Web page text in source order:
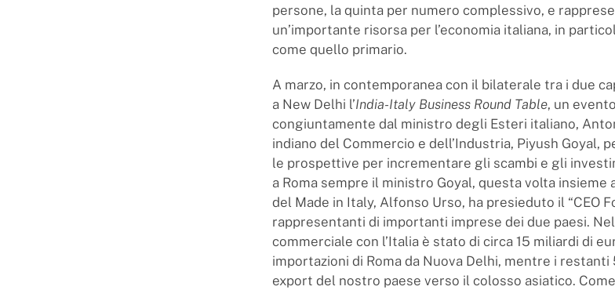
persone, la quinta per numero complessivo, e
un’importante risorsa per l’economia italiana, in
come quello primario.
A marzo, in contemporanea con il bilaterale tra i due
a New Delhi l’India-Italy Business Round Table, un
congiuntamente dal ministro degli Esteri italiano,
indiano del Commercio e dell’Industria, Piyush Goyal,
le prospettive per incrementare gli scambi e gli
a Roma sempre il ministro Goyal, questa volta
del Made in Italy, Alfonso Urso, ha presieduto il “CEO
rappresentanti di importanti imprese dei due paesi.
commerciale con l’Italia è stato di circa 15 miliardi di
importazioni di Roma da Nuova Delhi, mentre i
export del nostro paese verso il colosso asiatico.